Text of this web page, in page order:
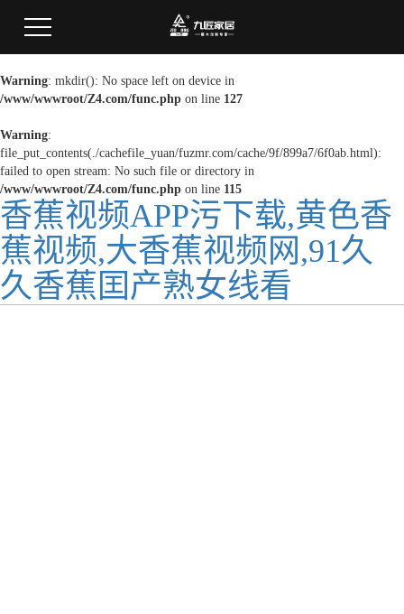
Warning: mkdir(): No space left on device in
/www/wwwroot/Z4.com/func.php on line 127
Warning:
file_put_contents(./cachefile_yuan/fuzmr.com/cache/9f/899a7/6f0ab.html):
failed to open stream: No such file or directory in
/www/wwwroot/Z4.com/func.php on line 115
香蕉视频APP污下载,黄色香
蕉视频,大香蕉视频网,91久
久香蕉囯产熟女线看